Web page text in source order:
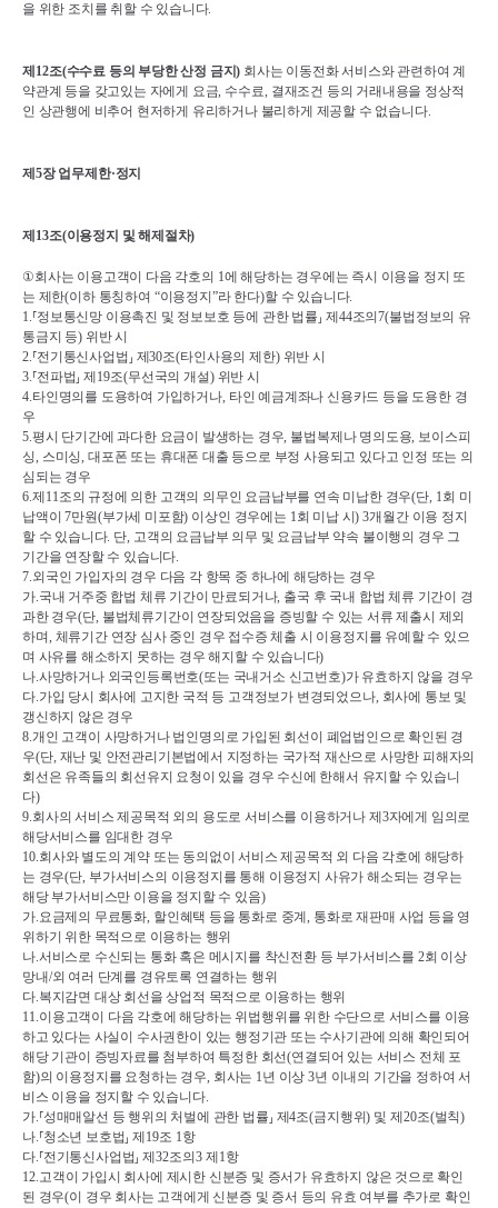
을 위한 조치를 취할 수 있습니다.
제 12조(수수료 등의 부당한 산정 금지) 회사는 이동전화 서비스와 관련하여 계
약관계 등을 갖고있는 자에게 요금, 수수료, 결재조건 등의 거래내용을 정상적
인 상관행에 비추어 현저하게 유리하거나 불리하게 제공할 수 없습니다.
제 5장 업무제한·정지
제 13조(이용정지 및 해제절차)
①회사는 이용고객이 다음 각호의 1에 해당하는 경우에는 즉시 이용을 정지 또
는 제한(이하 통칭하여 “이용정지 ”라 한다)할 수 있습니다.
1.⸢정보통신망 이용촉진 및 정보보호 등에 관한 법률 ⸥ 제 44조의7(불법정보의 유
통금지 등) 위반 시
2.⸢전기통신사업법 ⸥ 제30조(타인사용의 제한) 위반 시
3.⸢전파법 ⸥ 제 19조(무선국의 개설) 위반 시
4.타인명의를 도용하여 가입하거나, 타인 예금계좌나 신용카드 등을 도용한 경
우
5.평시 단기간에 과다한 요금이 발생하는 경우, 불법복제나 명의도용, 보이스피
싱, 스미싱, 대포폰 또는 휴대폰 대출 등으로 부정 사용되고 있다고 인정 또는 의
심되는 경우
6.제 11조의 규정에 의한 고객의 의무인 요금납부를 연속 미납한 경우(단, 1회 미
납액이 7만원(부가세 미포함) 이상인 경우에는 1회 미납 시) 3개월간 이용 정지
할 수 있습니다. 단, 고객의 요금납부 의무 및 요금납부 약속 불이행의 경우 그
기간을 연장할 수 있습니다.
7.외국인 가입자의 경우 다음 각 항목 중 하나에 해당하는 경우
가.국내 거주중 합법 체류 기간이 만료되거나, 출국 후 국내 합법 체류 기간이 경
과한 경우(단, 불법체류기간이 연장되었음을 증빙할 수 있는 서류 제출시 제외
하며, 체류기간 연장 심사 중인 경우 접수증 체출 시 이용정지를 유예할 수 있으
며 사유를 해소하지 못하는 경우 해지할 수 있습니다)
나.사망하거나 외국인등록번호(또는 국내거소 신고번호)가 유효하지 않을 경우
다.가입 당시 회사에 고지한 국적 등 고객정보가 변경되었으나, 회사에 통보 및
갱신하지 않은 경우
8.개인 고객이 사망하거나 법인명의로 가입된 회선이 폐업법인으로 확인된 경
우(단, 재난 및 안전관리기본법에서 지정하는 국가적 재산으로 사망한 피해자의
회선은 유족들의 회선유지 요청이 있을 경우 수신에 한해서 유지할 수 있습니
다)
9.회사의 서비스 제공목적 외의 용도로 서비스를 이용하거나 제 3자에게 임의로
해당서비스를 임대한 경우
10.회사와 별도의 계약 또는 동의없이 서비스 제공목적 외 다음 각호에 해당하
는 경우(단, 부가서비스의 이용정지를 통해 이용정지 사유가 해소되는 경우는
해당 부가서비스만 이용을 정지할 수 있음)
가.요금제의 무료통화, 할인혜택 등을 통화로 중계, 통화로 재판매 사업 등을 영
위하기 위한 목적으로 이용하는 행위
나.서비스로 수신되는 통화 혹은 메시지를 착신전환 등 부가서비스를 2회 이상
망내/외 여러 단계를 경유토록 연결하는 행위
다.복지감면 대상 회선을 상업적 목적으로 이용하는 행위
11.이용고객이 다음 각호에 해당하는 위법행위를 위한 수단으로 서비스를 이용
하고 있다는 사실이 수사권한이 있는 행정기관 또는 수사기관에 의해 확인되어
해당 기관이 증빙자료를 첨부하여 특정한 회선(연결되어 있는 서비스 전체 포
함)의 이용정지를 요청하는 경우, 회사는 1년 이상 3년 이내의 기간을 정하여 서
비스 이용을 정지할 수 있습니다.
가.⸢성매매알선 등 행위의 처벌에 관한 법률 ⸥ 제4조(금지행위) 및 제 20조(벌칙)
나.⸢청소년 보호법 ⸥ 제 19조 1항
다.⸢전기통신사업법 ⸥ 제32조의 3 제 1항
12.고객이 가입시 회사에 제시한 신분증 및 증서가 유효하지 않은 것으로 확인
된 경우(이 경우 회사는 고객에게 신분증 및 증서 등의 유효 여부를 추가로 확인